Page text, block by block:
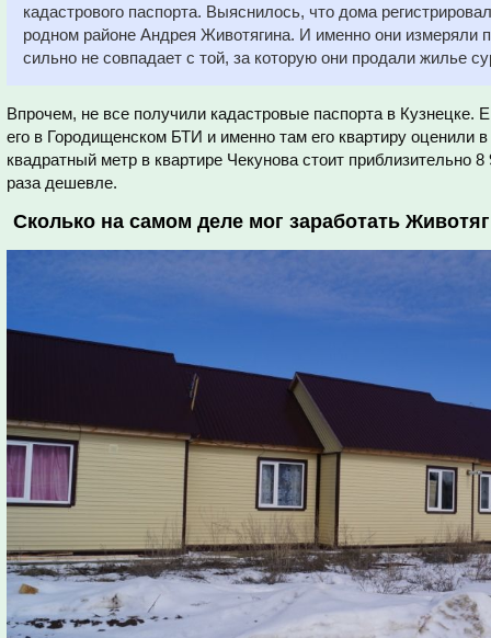
кадастрового паспорта. Выяснилось, что дома
родном районе Андрея Животягина. И именно они измеряли
сильно не совпадает с той, за которую они продали жилье
Впрочем, не все получили кадастровые паспорта в Кузнецке.
его в Городищенском БТИ и именно там его квартиру оценили
квадратный метр в квартире Чекунова стоит приблизительно
раза дешевле.
Сколько на самом деле мог заработать